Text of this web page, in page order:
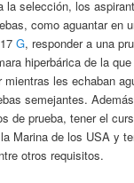
la selección, los
como aguantar en
G, responder a una
hiperbárica de la
mientras les echaban
semejantes.
de prueba, tener el
Marina de los USA y
otros requisitos.